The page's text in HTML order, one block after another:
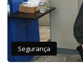
Segurança